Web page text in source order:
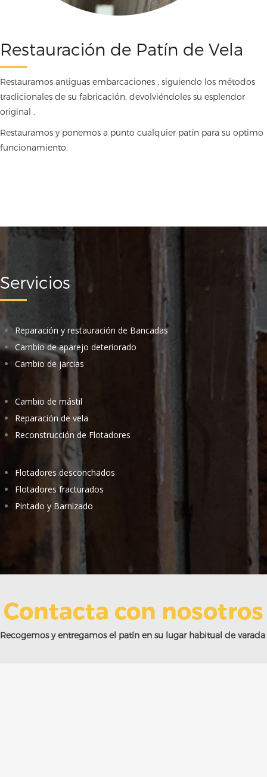
Restauración de Patín de Vela
Restauramos antiguas embarcaciones , siguiendo los métodos
tradicionales de su fabricación, devolviéndoles su esplendor
original .
Restauramos y ponemos a punto cualquier patín para su optimo
funcionamiento.
Servicios
Reparación y restauración de Bancadas
Cambio de aparejo deteriorado
Cambio de jarcias
Cambio de mástil
Reparación de vela
Reconstrucción de Flotadores
Flotadores desconchados
Flotadores fracturados
Pintado y Barnizado
Contacta con nosotros
Recogemos y entregamos el patín en su lugar habitual de varada